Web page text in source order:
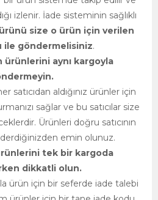
izlenir. İade sisteminin sağlıklı
size o ürün için verilen
ile göndermelisiniz.
ürünlerini aynı kargoyla
satıcıdan aldığınız ürünler için
sağlar ve bu satıcılar size
Ürünleri doğru satıcının
emin olunuz.
ürünlerini tek bir kargoda
dikkatli olun.
ürün için bir seferde iade talebi